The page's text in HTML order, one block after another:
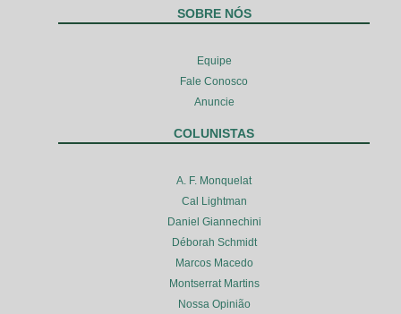
SOBRE NÓS
Equipe
Fale Conosco
Anuncie
COLUNISTAS
A. F. Monquelat
Cal Lightman
Daniel Giannechini
Déborah Schmidt
Marcos Macedo
Montserrat Martins
Nossa Opinião